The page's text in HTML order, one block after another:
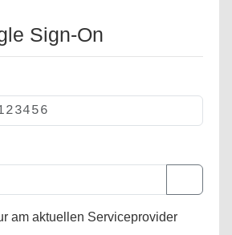
Sign-On
am aktuellen Serviceprovider